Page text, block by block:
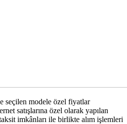
seçilen modele özel fiyatlar
satışlarına özel olarak yapılan
imkânları ile birlikte alım işlemleri